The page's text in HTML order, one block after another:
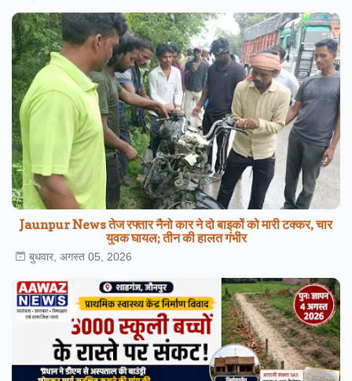
Jaunpur News तेज रफ्तार नैनो कार ने दो बाइकों को मारी टक्कर, चार
युवक घायल; तीन की हालत गंभीर
बुधवार, अगस्त 05, 2026